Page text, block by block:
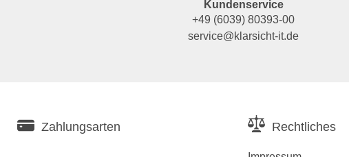
Kundenservice
+49 (6039) 80393-00
service@klarsicht-it.de
Zahlungsarten Rechtliches